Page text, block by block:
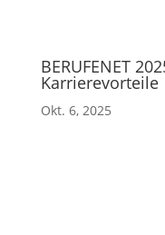
BERUFENET
Karrierevorteile
Okt. 6, 2025